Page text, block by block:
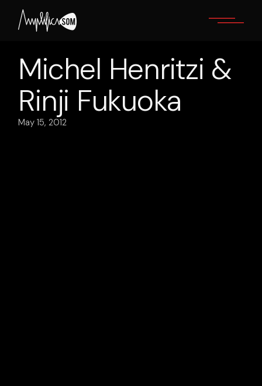
content
Michel Henritzi &
Rinji Fukuoka
May 15, 2012